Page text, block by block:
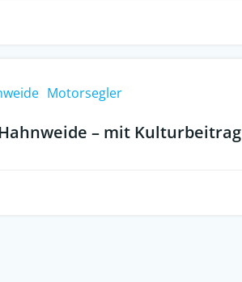
Motorsegler
– mit Kulturbeitrag